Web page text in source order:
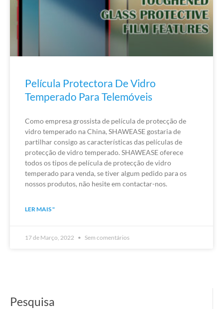
Pesquisa
Película Protectora De Vidro
Temperado Para Telemóveis
Como empresa grossista de película de protecção de
vidro temperado na China, SHAWEASE gostaria de
partilhar consigo as características das películas de
protecção de vidro temperado. SHAWEASE oferece
todos os tipos de película de protecção de vidro
temperado para venda, se tiver algum pedido para os
nossos produtos, não hesite em contactar-nos.
LER MAIS "
17 de Março, 2022 Sem comentários